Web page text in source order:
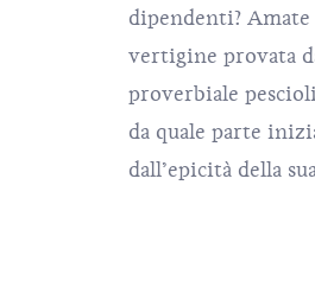
dipendenti?
vertigine provata
proverbiale
da quale parte
dall’epicità della